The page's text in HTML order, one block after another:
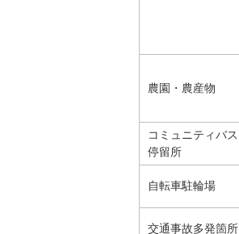
農園・農産物
コミュニティバス
停留所
自転車駐輪場
交通事故多発箇所